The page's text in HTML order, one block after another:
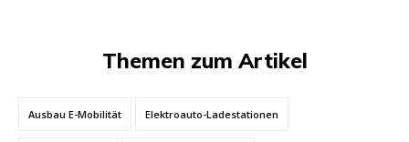
Themen zum Artikel
Ausbau E-Mobilität Elektroauto-Ladestationen